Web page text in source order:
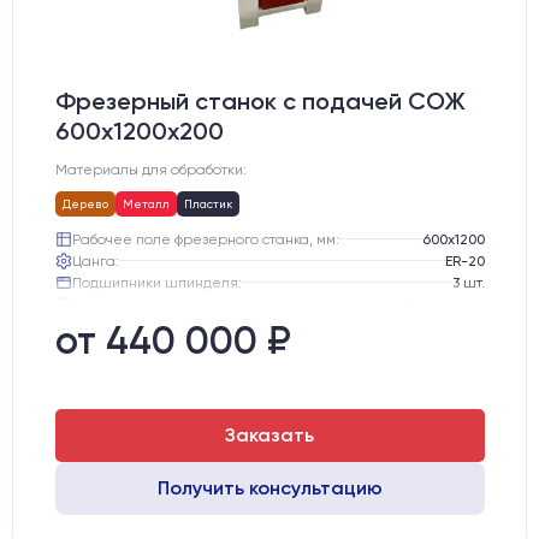
Фрезерный станок с подачей СОЖ
600х1200х200
Материалы для обработки:
Дерево Металл Пластик
Рабочее поле фрезерного станка, мм:
600х1200
Цанга:
ER-20
Подшипники шпинделя:
3 шт.
Двигатели:
от 440 000 ₽
Заказать
Получить консультацию